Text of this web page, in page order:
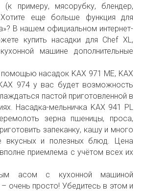
примеру, мясорубку, блендер,
еще больше функция для
В нашем официальном интернет-
купить насадки для Chef XL,
машине дополнительные
насадок KAX 971 ME, KAX
974 у вас будет возможность
пастой приготовленной в
Насадка-мельничка KAX 941 PL
зерна пшеницы, проса,
запеканку, кашу и много
вкусных и полезных блюд. Цена
приемлема с учётом всех их
асом с кухонной машиной
очень просто! Убедитесь в этом и